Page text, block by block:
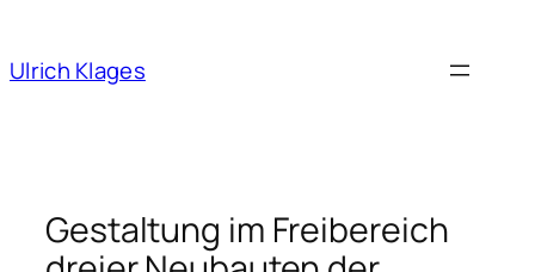
Ulrich Klages
Gestaltung im Freibereich